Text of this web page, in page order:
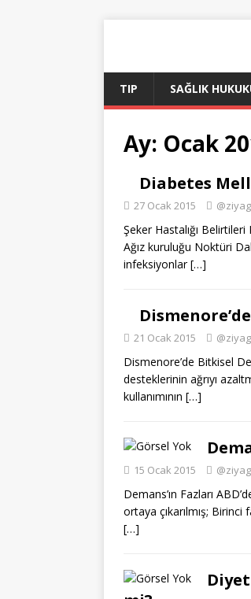
TIP SAĞLIK
Ay: Ocak
Diabetes
27 Ocak 2015
Şeker Hastalığı
Ağız kuruluğu Noktüri
infeksiyonlar[…]
21 Ocak 2015
Dismenore’de Bitkisel
desteklerinin ağrıyı
kullanımının […]
15 Ocak 2015
Demans’ın Fazları
ortaya çıkarılmış;
[…]